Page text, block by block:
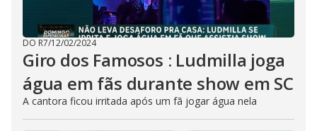
DO R7/12/02/2024
Giro dos Famosos : Ludmilla joga
água em fãs durante show em SC
A cantora ficou irritada após um fã jogar água nela